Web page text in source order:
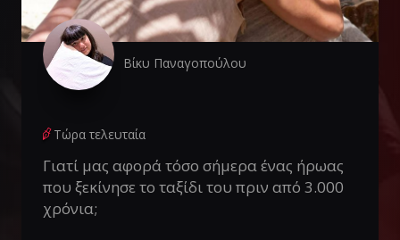
Βίκυ Παναγοπούλου
Τώρα τελευταία
Γιατί μας αφορά τόσο σήμερα ένας ήρωας
που ξεκίνησε το ταξίδι του πριν από 3.000
χρόνια;